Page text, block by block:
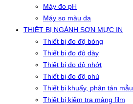
Máy đo pH
Máy so màu da
THIẾT BỊ NGÀNH SƠN MỰC IN
Thiết bị đo độ bóng
Thiết bị đo độ dày
Thiết bị đo độ nhớt
Thiết bị đo độ phủ
Thiết bị khuấy, phân tán mẫu
Thiết bị kiểm tra màng film